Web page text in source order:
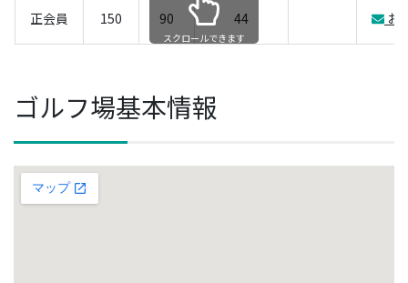
正会員 150 90 44 お
スクロールできます
ゴルフ場基本情報